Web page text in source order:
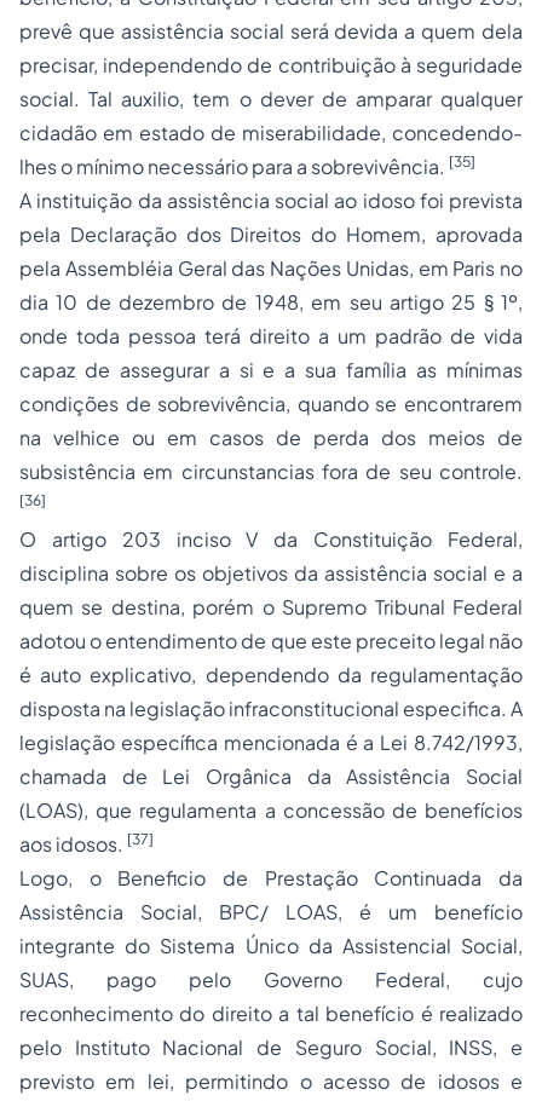
prevê que assistência social será devida a quem dela
precisar, independendo de contribuição à seguridade
social. Tal auxilio, tem o dever de amparar qualquer
cidadão em estado de miserabilidade, concedendo-
lhes o mínimo necessário para a sobrevivência. [35]
A instituição da assistência social ao idoso foi prevista
pela Declaração dos Direitos do Homem, aprovada
pela Assembléia Geral das Nações Unidas, em Paris no
dia 10 de dezembro de 1948, em seu artigo 25 § 1º,
onde toda pessoa terá direito a um padrão de vida
capaz de assegurar a si e a sua família as mínimas
condições de sobrevivência, quando se encontrarem
na velhice ou em casos de perda dos meios de
subsistência em circunstancias fora de seu controle.
[36]
O artigo 203 inciso V da Constituição Federal,
disciplina sobre os objetivos da assistência social e a
quem se destina, porém o Supremo Tribunal Federal
adotou o entendimento de que este preceito legal não
é auto explicativo, dependendo da regulamentação
disposta na legislação infraconstitucional especifica. A
legislação específica mencionada é a Lei 8.742/1993,
chamada de Lei Orgânica da Assistência Social
(LOAS), que regulamenta a concessão de benefícios
aos idosos. [37]
Logo, o Beneficio de Prestação Continuada da
Assistência Social, BPC/ LOAS, é um benefício
integrante do Sistema Único da Assistencial Social,
SUAS, pago pelo Governo Federal, cujo
reconhecimento do direito a tal benefício é realizado
pelo Instituto Nacional de SeguroSocial, INSS, e
previsto em lei, permitindo o acesso de idosos e